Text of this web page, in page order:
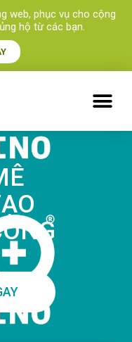
web, phục vụ cho cộng
hộ từ các bạn.​